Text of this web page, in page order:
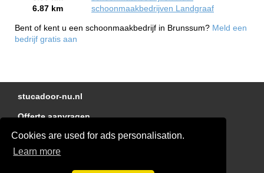
Cookies are used for ads personalisation.
Learn more
6.87 km
schoonmaakbedrijven Landgraaf
Bent of kent u een schoonmaakbedrijf in Brunssum? Meld een
bedrijf gratis aan
stucadoor-nu.nl
Offerte aanvragen
Linkjes
Kennisbank